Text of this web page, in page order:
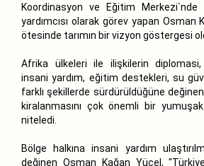
Koordinasyon ve Eğitim Merkezi`nde
yardımcısı olarak görev yapan Osman
ötesinde tarımın bir vizyon göstergesi
Afrika ülkeleri ile ilişkilerin
insani yardım, eğitim destekleri, su
farklı şekillerde sürdürüldüğüne
kiralanmasını çok önemli bir
niteledi.
Bölge halkına insani yardım
değinen Osman Kağan Yücel,